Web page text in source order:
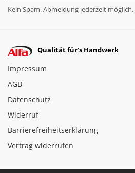
Kein Spam. Abmeldung jederzeit möglich.
Qualität für's Handwerk
Impressum
AGB
Datenschutz
Widerruf
Barrierefreiheitserklärung
Vertrag widerrufen